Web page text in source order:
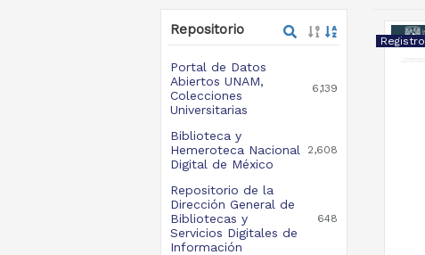
Repositorio
Portal de Datos
Abiertos UNAM,
Colecciones
Universitarias
6,139
Biblioteca y
Hemeroteca Nacional
Digital de México
2,608
Repositorio de la
Dirección General de
Bibliotecas y
Servicios Digitales de
Información
648